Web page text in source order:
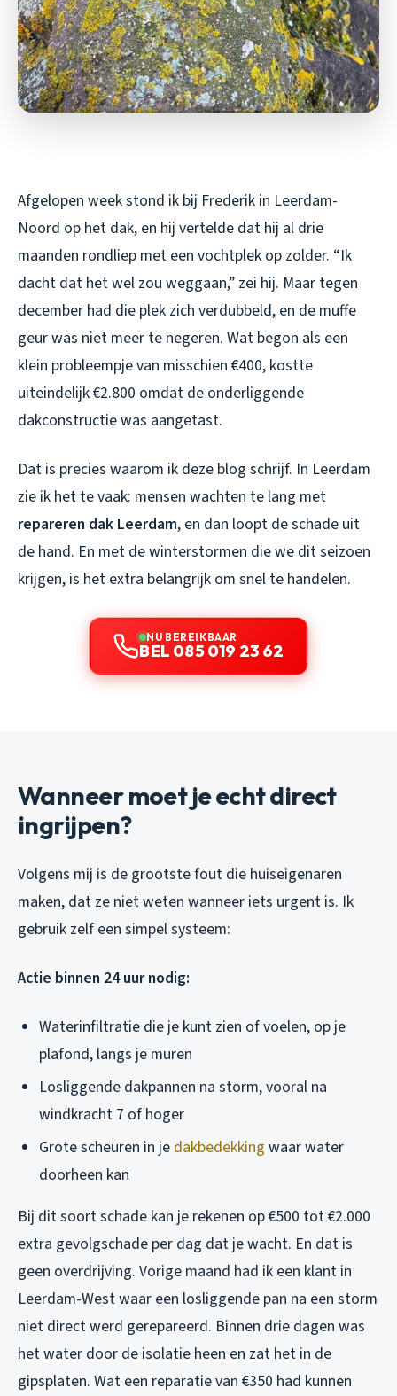
Afgelopen week stond ik bij Frederik in Leerdam-
Noord op het dak, en hij vertelde dat hij al drie
maanden rondliep met een vochtplek op zolder. “Ik
dacht dat het wel zou weggaan,” zei hij. Maar tegen
december had die plek zich verdubbeld, en de muffe
geur was niet meer te negeren. Wat begon als een
klein probleempje van misschien €400, kostte
uiteindelijk €2.800 omdat de onderliggende
dakconstructie was aangetast.
Dat is precies waarom ik deze blog schrijf. In Leerdam
zie ik het te vaak: mensen wachten te lang met
repareren dak Leerdam, en dan loopt de schade uit
de hand. En met de winterstormen die we dit seizoen
krijgen, is het extra belangrijk om snel te handelen.
NU BEREIKBAAR
BEL 085 019 23 62
Wanneer moet je echt direct
ingrijpen?
Volgens mij is de grootste fout die huiseigenaren
maken, dat ze niet weten wanneer iets urgent is. Ik
gebruik zelf een simpel systeem:
Actie binnen 24 uur nodig:
Waterinfiltratie die je kunt zien of voelen, op je
plafond, langs je muren
Losliggende dakpannen na storm, vooral na
windkracht 7 of hoger
Grote scheuren in je dakbedekking waar water
doorheen kan
Bij dit soort schade kan je rekenen op €500 tot €2.000
extra gevolgschade per dag dat je wacht. En dat is
geen overdrijving. Vorige maand had ik een klant in
Leerdam-West waar een losliggende pan na een storm
niet direct werd gerepareerd. Binnen drie dagen was
het water door de isolatie heen en zat het in de
gipsplaten. Wat een reparatie van €350 had kunnen